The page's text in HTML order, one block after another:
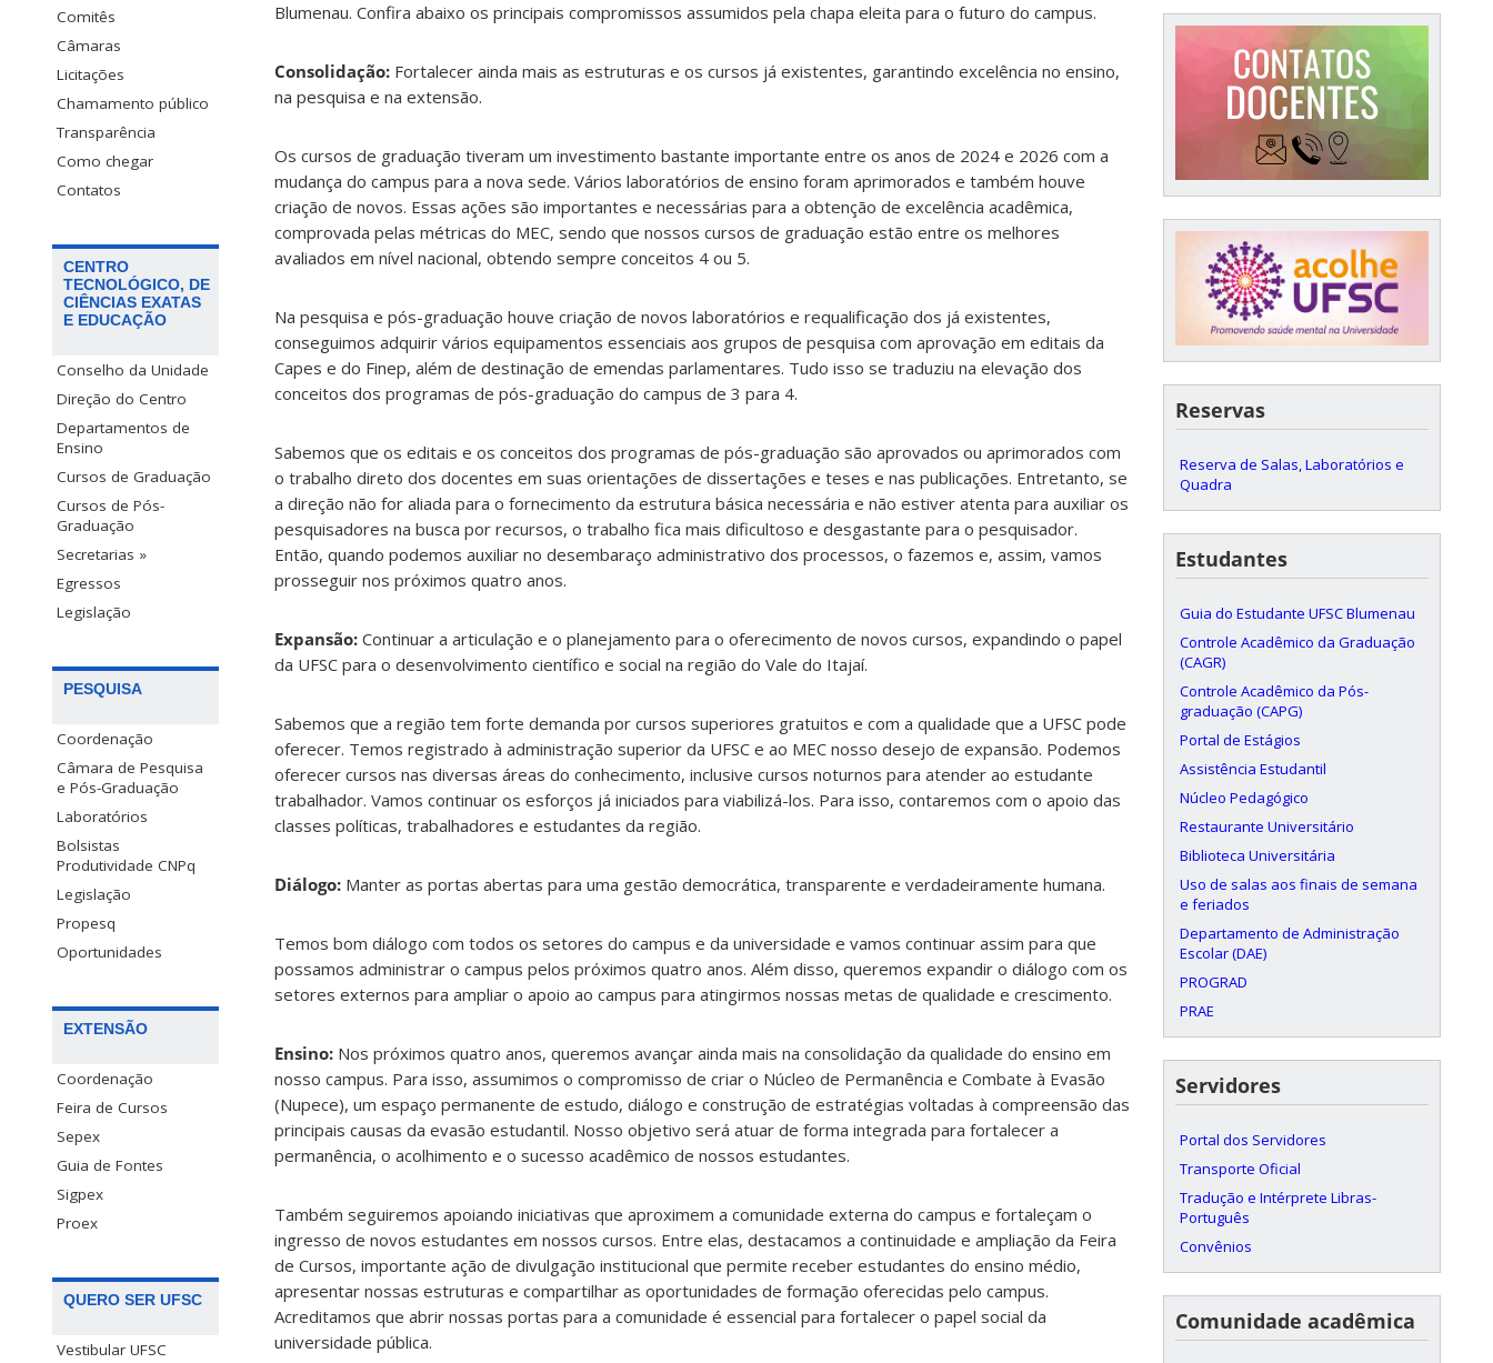
Comitês
Câmaras
Licitações
Chamamento público
Transparência
Como chegar
Contatos
CENTRO
TECNOLÓGICO, DE
CIÊNCIAS EXATAS
E EDUCAÇÃO
Conselho da Unidade
Direção do Centro
Departamentos de
Ensino
Cursos de Graduação
Cursos de Pós-
Graduação
Secretarias »
Egressos
Legislação
PESQUISA
Coordenação
Câmara de Pesquisa
e Pós-Graduação
Laboratórios
Bolsistas
Produtividade CNPq
Legislação
Propesq
Oportunidades
EXTENSÃO
Coordenação
Feira de Cursos
Sepex
Guia de Fontes
Sigpex
Proex
QUERO SER UFSC
Vestibular UFSC
Blumenau. Confira abaixo os principais compromissos assumidos pela chapa eleita para o futuro do campus.
Consolidação: Fortalecer ainda mais as estruturas e os cursos já existentes, garantindo excelência no ensino,
na pesquisa e na extensão.
Os cursos de graduação tiveram um investimento bastante importante entre os anos de 2024 e 2026 com a
mudança do campus para a nova sede. Vários laboratórios de ensino foram aprimorados e também houve
criação de novos. Essas ações são importantes e necessárias para a obtenção de excelência acadêmica,
comprovada pelas métricas do MEC, sendo que nossos cursos de graduação estão entre os melhores
avaliados em nível nacional, obtendo sempre conceitos 4 ou 5.
Na pesquisa e pós-graduação houve criação de novos laboratórios e requalificação dos já existentes,
conseguimos adquirir vários equipamentos essenciais aos grupos de pesquisa com aprovação em editais da
Capes e do Finep, além de destinação de emendas parlamentares. Tudo isso se traduziu na elevação dos
conceitos dos programas de pós-graduação do campus de 3 para 4.
Sabemos que os editais e os conceitos dos programas de pós-graduação são aprovados ou aprimorados com
o trabalho direto dos docentes em suas orientações de dissertações e teses e nas publicações. Entretanto, se
a direção não for aliada para o fornecimento da estrutura básica necessária e não estiver atenta para auxiliar os
pesquisadores na busca por recursos, o trabalho fica mais dificultoso e desgastante para o pesquisador.
Então, quando podemos auxiliar no desembaraço administrativo dos processos, o fazemos e, assim, vamos
prosseguir nos próximos quatro anos.
Expansão: Continuar a articulação e o planejamento para o oferecimento de novos cursos, expandindo o papel
da UFSC para o desenvolvimento científico e social na região do Vale do Itajaí.
Sabemos que a região tem forte demanda por cursos superiores gratuitos e com a qualidade que a UFSC pode
oferecer. Temos registrado à administração superior da UFSC e ao MEC nosso desejo de expansão. Podemos
oferecer cursos nas diversas áreas do conhecimento, inclusive cursos noturnos para atender ao estudante
trabalhador. Vamos continuar os esforços já iniciados para viabilizá-los. Para isso, contaremos com o apoio das
classes políticas, trabalhadores e estudantes da região.
Diálogo: Manter as portas abertas para uma gestão democrática, transparente e verdadeiramente humana.
Temos bom diálogo com todos os setores do campus e da universidade e vamos continuar assim para que
possamos administrar o campus pelos próximos quatro anos. Além disso, queremos expandir o diálogo com os
setores externos para ampliar o apoio ao campus para atingirmos nossas metas de qualidade e crescimento.
Ensino: Nos próximos quatro anos, queremos avançar ainda mais na consolidação da qualidade do ensino em
nosso campus. Para isso, assumimos o compromisso de criar o Núcleo de Permanência e Combate à Evasão
(Nupece), um espaço permanente de estudo, diálogo e construção de estratégias voltadas à compreensão das
principais causas da evasão estudantil. Nosso objetivo será atuar de forma integrada para fortalecer a
permanência, o acolhimento e o sucesso acadêmico de nossos estudantes.
Também seguiremos apoiando iniciativas que aproximem a comunidade externa do campus e fortaleçam o
ingresso de novos estudantes em nossos cursos. Entre elas, destacamos a continuidade e ampliação da Feira
de Cursos, importante ação de divulgação institucional que permite receber estudantes do ensino médio,
apresentar nossas estruturas e compartilhar as oportunidades de formação oferecidas pelo campus.
Acreditamos que abrir nossas portas para a comunidade é essencial para fortalecer o papel social da
universidade pública.
Reservas
Reserva de Salas, Laboratórios e
Quadra
Estudantes
Guia do Estudante UFSC Blumenau
Controle Acadêmico da Graduação
(CAGR)
Controle Acadêmico da Pós-
graduação (CAPG)
Portal de Estágios
Assistência Estudantil
Núcleo Pedagógico
Restaurante Universitário
Biblioteca Universitária
Uso de salas aos finais de semana
e feriados
Departamento de Administração
Escolar (DAE)
PROGRAD
PRAE
Servidores
Portal dos Servidores
Transporte Oficial
Tradução e Intérprete Libras-
Português
Convênios
Comunidade acadêmica